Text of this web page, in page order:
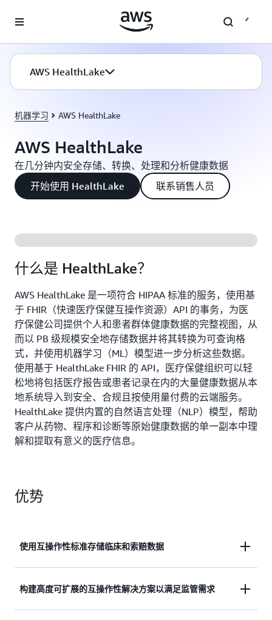
AWS HealthLake
机器学习 AWS HealthLake
AWS HealthLake
在几分钟内安全存储、转换、处理和分析健康数据
开始使用 HealthLake
联系销售人员
什么是 HealthLake？
AWS HealthLake 是一项符合 HIPAA 标准的服务，使用基
于 FHIR（快速医疗保健互操作资源）API 的事务，为医
疗保健公司提供个人和患者群体健康数据的完整视图，从
而以 PB 级规模安全地存储数据并将其转换为可查询格
式，并使用机器学习（ML）模型进一步分析这些数据。
使用基于 HealthLake FHIR 的 API，医疗保健组织可以轻
松地将包括医疗报告或患者记录在内的大量健康数据从本
地系统导入到安全、合规且按使用量付费的云端服务。
HealthLake 提供内置的自然语言处理（NLP）模型，帮助
客户从药物、程序和诊断等原始健康数据的单一副本中理
解和提取有意义的医疗信息。
优势
使用互操作性标准存储临床和索赔数据
多个数据来源的患者病史，并利用 FHIR API 构建事
务应用程序和患者 360 视图
构建高度可扩展的互操作性解决方案以满足监管需求